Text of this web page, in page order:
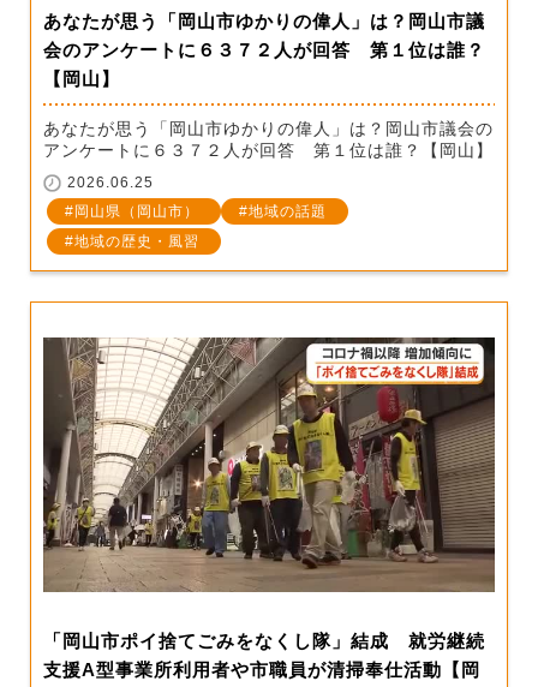
あなたが思う「岡山市ゆかりの偉人」は？岡山市議
会のアンケートに６３７２人が回答 第１位は誰？
【岡山】
あなたが思う「岡山市ゆかりの偉人」は？岡山市議会の
アンケートに６３７２人が回答 第１位は誰？【岡山】
2026.06.25
岡山県（岡山市）
地域の話題
地域の歴史・風習
「岡山市ポイ捨てごみをなくし隊」結成 就労継続
支援A型事業所利用者や市職員が清掃奉仕活動【岡